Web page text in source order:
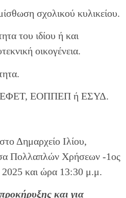
σχολικού κυλικείου.
του ιδίου ή και
οικογένεια.
ΕΦΕΤ, ΕΟΠΠΕΠ ή ΕΣΥΔ.
Δημαρχείο Ιλίου,
Πολλαπλών Χρήσεων -1ος
2025 και ώρα 13:30 μ.μ.
και για